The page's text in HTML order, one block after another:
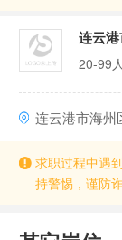
连云
20-99
连云港市海州
求职过程中遇
持警惕，谨防